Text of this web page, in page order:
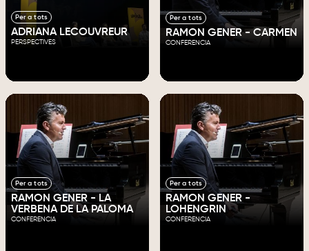
Per a tots
ADRIANA LECOUVREUR
PERSPECTIVES
Per a tots
RAMON GENER - CARMEN
CONFERENCIA
Per a tots
RAMON GENER - LA
VERBENA DE LA PALOMA
CONFERENCIA
Per a tots
RAMON GENER -
LOHENGRIN
CONFERENCIA